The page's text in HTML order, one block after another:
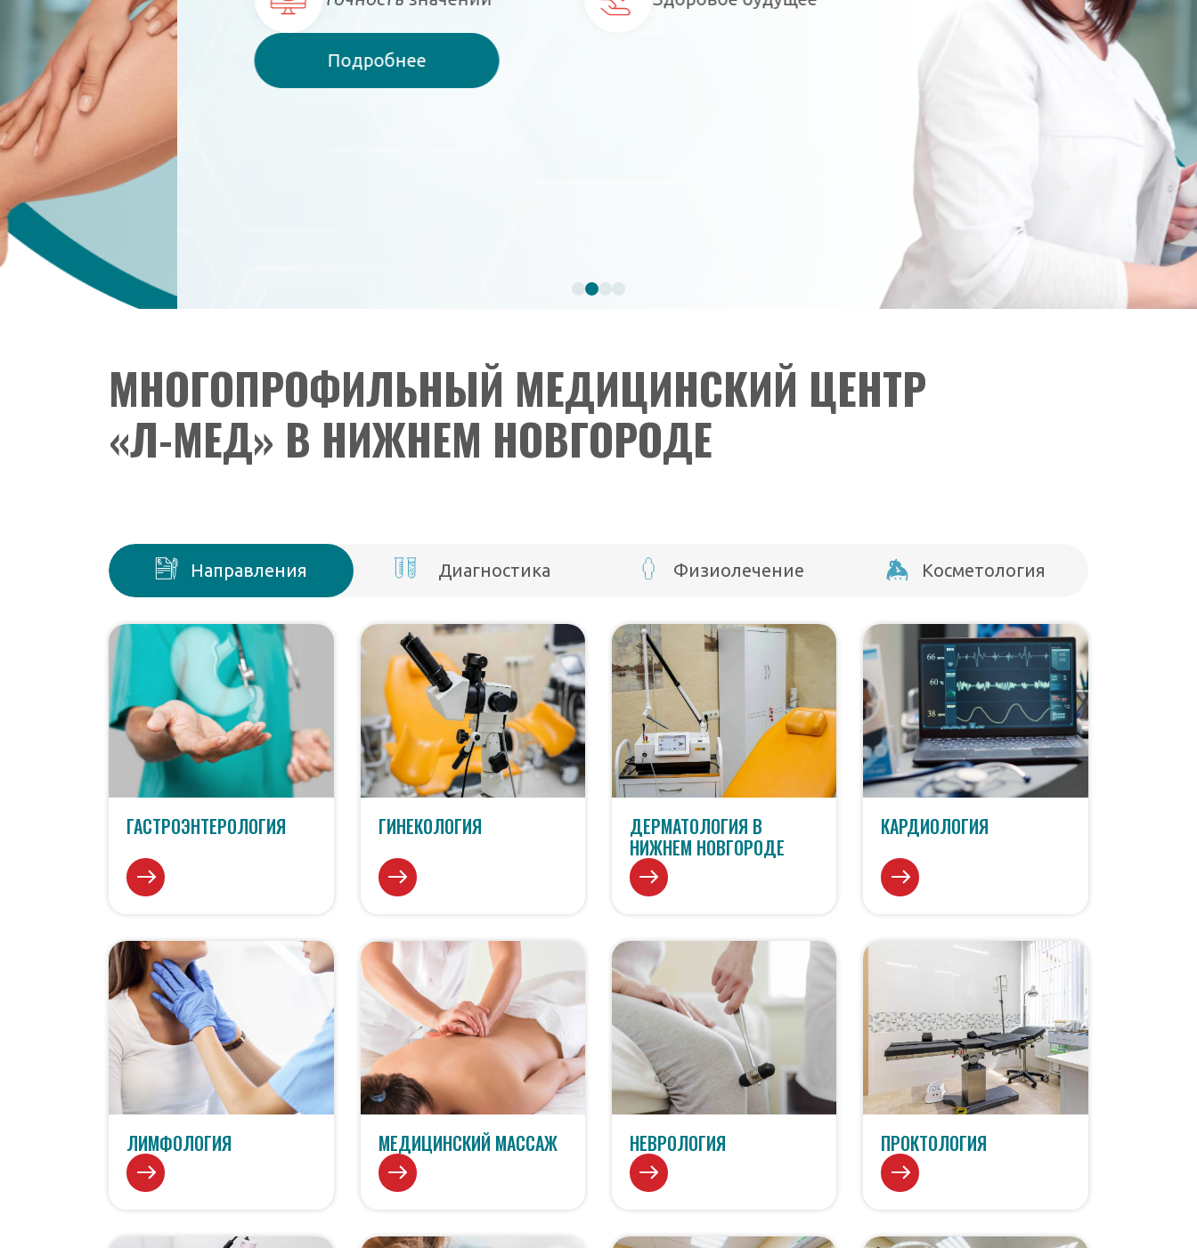
МНОГОПРОФИЛЬНЫЙ МЕДИЦИНСКИЙ ЦЕНТР
«Л-МЕД» В НИЖНЕМ НОВГОРОДЕ
Направления Диагностика Физиолечение Косметология
ГАСТРОЭНТЕРОЛОГИЯ ГИНЕКОЛОГИЯ
ДЕРМАТОЛОГИЯ В
НИЖНЕМ НОВГОРОДЕ
КАРДИОЛОГИЯ
ЛИМФОЛОГИЯ МЕДИЦИНСКИЙ МАССАЖ НЕВРОЛОГИЯ ПРОКТОЛОГИЯ